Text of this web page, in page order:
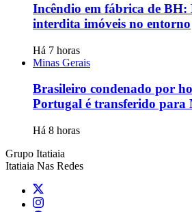
Incêndio em fábrica de BH:
interdita imóveis no entorno
Há 7 horas
Minas Gerais
Brasileiro condenado por
Portugal é transferido para
Há 8 horas
Grupo Itatiaia
Itatiaia Nas Redes